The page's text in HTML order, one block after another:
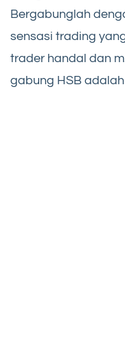
Bergabunglah
sensasi trading
trader handal dan
gabung HSB